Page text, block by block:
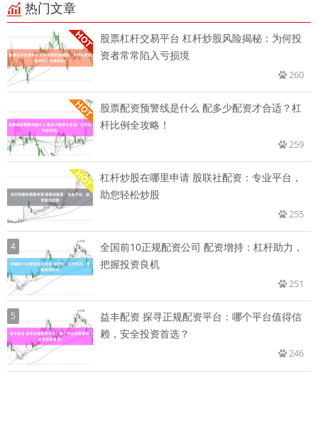
热门文章
股票杠杆交易平台 杠杆炒股风险揭秘：为何投
资者常常陷入亏损境
260
股票配资预警线是什么 配多少配资才合适？杠
杆比例全攻略！
259
杠杆炒股在哪里申请 股联社配资：专业平台，
助您轻松炒股
255
4
全国前10正规配资公司 配资增持：杠杆助力，
把握投资良机
251
5
益丰配资 探寻正规配资平台：哪个平台值得信
赖，安全投资首选？
246